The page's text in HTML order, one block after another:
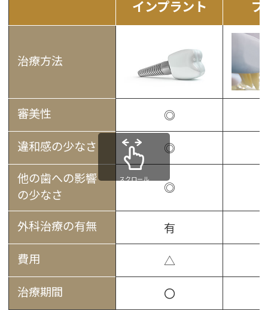
インプラント
治療方法
審美性
◎
違和感の少なさ
◎
他の歯への影響
の少なさ
◎
外科治療の有無
有
費用
△
治療期間
〇
スクロール